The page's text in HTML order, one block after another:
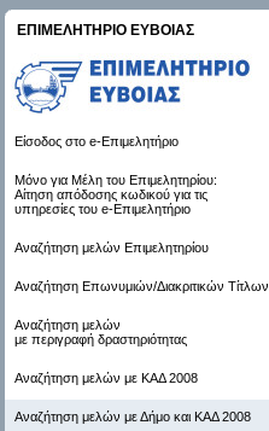
ΕΠΙΜΕΛΗΤΗΡΙΟ ΕΥΒΟΙΑΣ
Είσοδος στο e-Επιμελητήριο
Μόνο για Μέλη του Επιμελητηρίου:
Αίτηση απόδοσης κωδικού για τις
υπηρεσίες του e-Επιμελητήριο
Αναζήτηση μελών Επιμελητηρίου
Αναζήτηση Επωνυμιών/Διακριτικών Τίτλων
Αναζήτηση μελών
με περιγραφή δραστηριότητας
Αναζήτηση μελών με ΚΑΔ 2008
Αναζήτηση μελών με Δήμο και ΚΑΔ 2008